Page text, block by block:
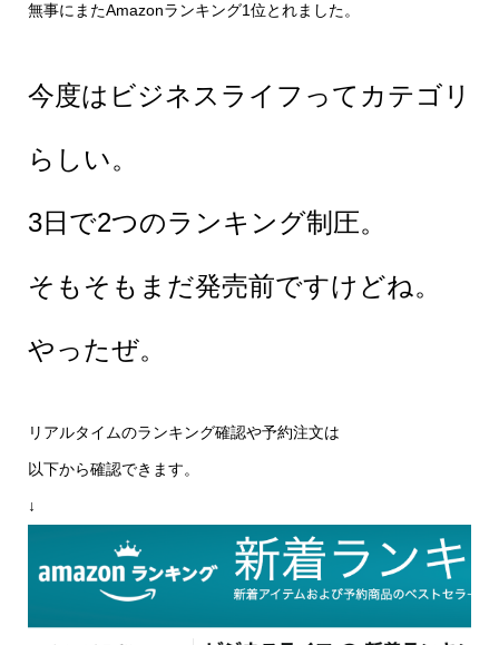
無事にまたAmazonランキング1位とれました。
今度はビジネスライフってカテゴリ
らしい。
3日で2つのランキング制圧。
そもそもまだ発売前ですけどね。
やったぜ。
リアルタイムのランキング確認や予約注文は
以下から確認できます。
↓